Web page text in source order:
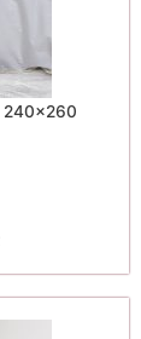
240×260